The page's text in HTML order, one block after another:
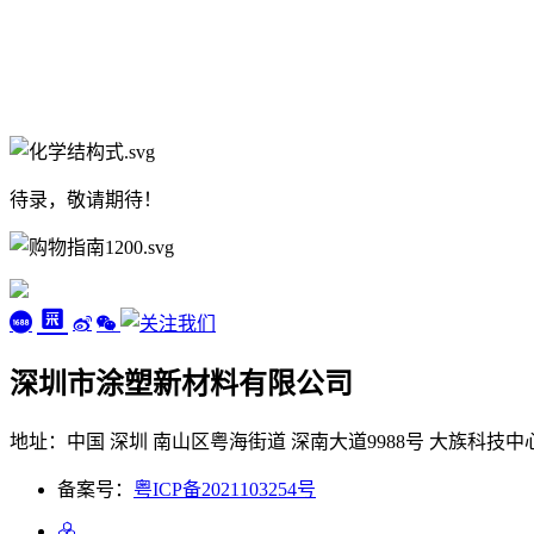
待录，敬请期待！
深圳市涂塑新材料有限公司
地址：中国 深圳 南山区粤海街道 深南大道9988号 大族科技中
备案号： 粤ICP备2021103254号